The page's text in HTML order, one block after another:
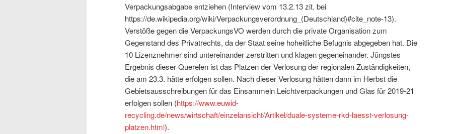
Verpackungsabgabe entziehen (Interview vom 13.2.13 zit. bei
https://de.wikipedia.org/wiki/Verpackungsverordnung_(Deutschland)#cite_note-13).
Verstöße gegen die VerpackungsVO werden durch die private Organisation zum
Gegenstand des Privatrechts, da der Staat seine hoheitliche Befugnis abgegeben hat. Die
10 Lizenznehmer sind untereinander zerstritten und klagen gegeneinander. Jüngstes
Ergebnis dieser Querelen ist das Platzen der Verlosung der regionalen Zuständigkeiten,
die am 23.3. hätte erfolgen sollen. Nach dieser Verlosung hätten dann im Herbst die
Gebietsausschreibungen für das Einsammeln Leichtverpackungen und Glas für 2019-21
erfolgen sollen (https://www.euwid-
recycling.de/news/wirtschaft/einzelansicht/Artikel/duale-systeme-rkd-laesst-verlosung-
platzen.html).